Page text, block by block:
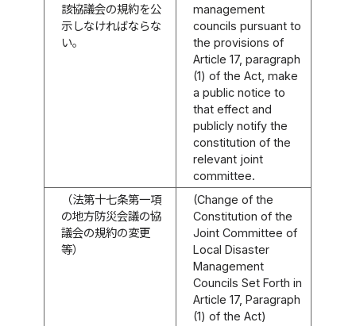
該協議会の規約を公
示しなければならな
い。
management
councils pursuant to
the provisions of
Article 17, paragraph
(1) of the Act, make
a public notice to
that effect and
publicly notify the
constitution of the
relevant joint
committee.
（法第十七条第一項
の地方防災会議の協
議会の規約の変更
等）
(Change of the
Constitution of the
Joint Committee of
Local Disaster
Management
Councils Set Forth in
Article 17, Paragraph
(1) of the Act)